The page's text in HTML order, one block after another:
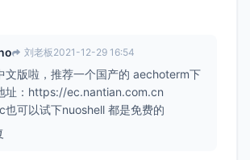
刘老板 2021-12-29 16:54
文版啦，推荐一个国产的 aechoterm下
址：https://ec.nantian.com.cn
也可以试下nuoshell 都是免费的